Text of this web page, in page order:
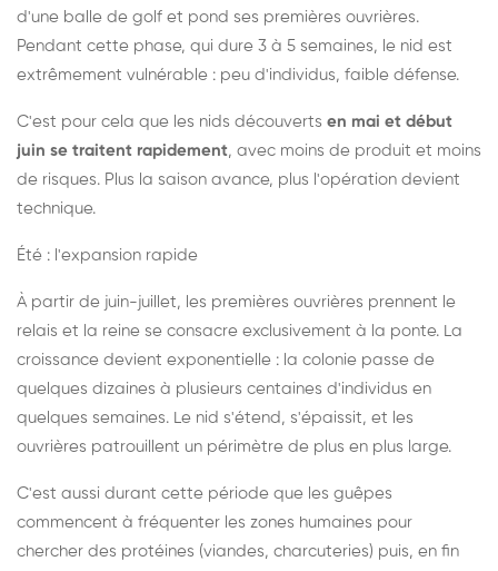
d'une balle de golf et pond ses premières ouvrières.
Pendant cette phase, qui dure 3 à 5 semaines, le nid est
extrêmement vulnérable : peu d'individus, faible défense.
C'est pour cela que les nids découverts en mai et début
juin se traitent rapidement, avec moins de produit et moins
de risques. Plus la saison avance, plus l'opération devient
technique.
Été : l'expansion rapide
À partir de juin-juillet, les premières ouvrières prennent le
relais et la reine se consacre exclusivement à la ponte. La
croissance devient exponentielle : la colonie passe de
quelques dizaines à plusieurs centaines d'individus en
quelques semaines. Le nid s'étend, s'épaissit, et les
ouvrières patrouillent un périmètre de plus en plus large.
C'est aussi durant cette période que les guêpes
commencent à fréquenter les zones humaines pour
chercher des protéines (viandes, charcuteries) puis, en fin